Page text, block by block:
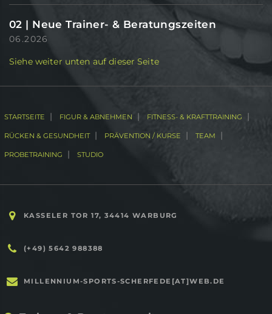
02 | Neue Trainer- & Beratungszeiten
06.2026
Siehe weiter unten auf dieser Seite
STARTSEITE | FIGUR & ABNEHMEN | FITNESS- & KRAFTTRAINING |
RÜCKEN & GESUNDHEIT| PRÄVENTION / KURSE | TEAM |
PROBETRAINING | STUDIO
KASSELER TOR 17, 34414 WARBURG
(+49) 5642 988388
MILLENNIUM-SPORTS-SCHERFEDE[AT]WEB.DE